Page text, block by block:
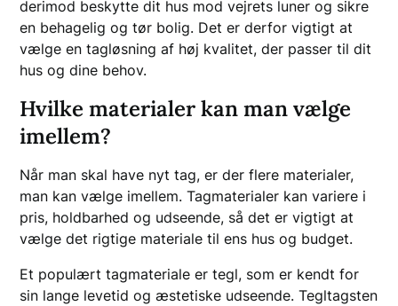
derimod beskytte dit hus mod vejrets luner og sikre
en behagelig og tør bolig. Det er derfor vigtigt at
vælge en tagløsning af høj kvalitet, der passer til dit
hus og dine behov.
Hvilke materialer kan man vælge
imellem?
Når man skal have nyt tag, er der flere materialer,
man kan vælge imellem. Tagmaterialer kan variere i
pris, holdbarhed og udseende, så det er vigtigt at
vælge det rigtige materiale til ens hus og budget.
Et populært tagmateriale er tegl, som er kendt for
sin lange levetid og æstetiske udseende. Tegltagsten